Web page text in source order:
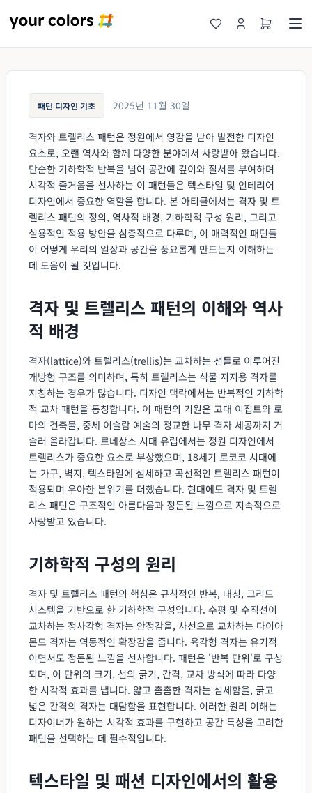
패턴 디자인 기초 2025년 11월 30일
격자와 트렐리스 패턴은 정원에서 영감을 받아 발전한 디자인
요소로, 오랜 역사와 함께 다양한 분야에서 사랑받아 왔습니다.
단순한 기하학적 반복을 넘어 공간에 깊이와 질서를 부여하며
시각적 즐거움을 선사하는 이 패턴들은 텍스타일 및 인테리어
디자인에서 중요한 역할을 합니다. 본 아티클에서는 격자 및 트
렐리스 패턴의 정의, 역사적 배경, 기하학적 구성 원리, 그리고
실용적인 적용 방안을 심층적으로 다루며, 이 매력적인 패턴들
이 어떻게 우리의 일상과 공간을 풍요롭게 만드는지 이해하는
데 도움이 될 것입니다.
격자 및 트렐리스 패턴의 이해와 역사
적 배경
격자(lattice)와 트렐리스(trellis)는 교차하는 선들로 이루어진
개방형 구조를 의미하며, 특히 트렐리스는 식물 지지용 격자를
지칭하는 경우가 많습니다. 디자인 맥락에서는 반복적인 기하학
적 교차 패턴을 통칭합니다. 이 패턴의 기원은 고대 이집트와 로
마의 건축물, 중세 이슬람 예술의 정교한 나무 격자 세공까지 거
슬러 올라갑니다. 르네상스 시대 유럽에서는 정원 디자인에서
트렐리스가 중요한 요소로 부상했으며, 18세기 로코코 시대에
는 가구, 벽지, 텍스타일에 섬세하고 곡선적인 트렐리스 패턴이
적용되며 우아한 분위기를 더했습니다. 현대에도 격자 및 트렐
리스 패턴은 구조적인 아름다움과 정돈된 느낌으로 지속적으로
사랑받고 있습니다.
기하학적 구성의 원리
격자 및 트렐리스 패턴의 핵심은 규칙적인 반복, 대칭, 그리드
시스템을 기반으로 한 기하학적 구성입니다. 수평 및 수직선이
교차하는 정사각형 격자는 안정감을, 사선으로 교차하는 다이아
몬드 격자는 역동적인 확장감을 줍니다. 육각형 격자는 유기적
이면서도 정돈된 느낌을 선사합니다. 패턴은 '반복 단위'로 구성
되며, 이 단위의 크기, 선의 굵기, 간격, 교차 방식에 따라 다양
한 시각적 효과를 냅니다. 얇고 촘촘한 격자는 섬세함을, 굵고
넓은 간격의 격자는 대담함을 표현합니다. 이러한 원리 이해는
디자이너가 원하는 시각적 효과를 구현하고 공간 특성을 고려한
패턴을 선택하는 데 필수적입니다.
텍스타일 및 패션 디자인에서의 활용